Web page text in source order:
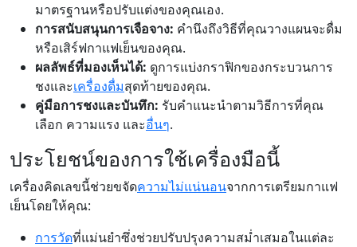
มาตรฐานหรือปรับแต่งของคุณเอง.
การสนับสนุนการเจือจาง: คำนึงถึงวิธีที่คุณวางแผนจะดื่ม
หรือเสิร์ฟกาแฟเย็นของคุณ.
ผลลัพธ์ที่มองเห็นได้: ดูการแบ่งกราฟิกของกระบวนการ
ชงและเครื่องดื่มสุดท้ายของคุณ.
คู่มือการชงและบันทึก: รับคำแนะนำตามวิธีการที่คุณ
เลือก ความแรง และอื่นๆ.
ประโยชน์ของการใช้เครื่องมือนี้
เครื่องคิดเลขนี้ช่วยขจัดความไม่แน่นอนจากการเตรียมกาแฟ
เย็นโดยให้คุณ:
การวัดที่แม่นยำซึ่งช่วยปรับปรุงความสม่ำเสมอในแต่ละ